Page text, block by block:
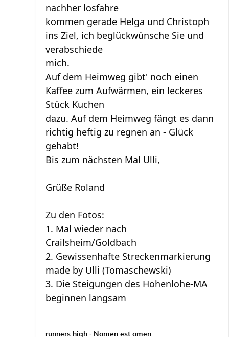
nachher losfahre
kommen gerade Helga und Christoph
ins Ziel, ich beglückwünsche Sie und
verabschiede
mich.
Auf dem Heimweg gibt' noch einen
Kaffee zum Aufwärmen, ein leckeres
Stück Kuchen
dazu. Auf dem Heimweg fängt es dann
richtig heftig zu regnen an - Glück
gehabt!
Bis zum nächsten Mal Ulli,
Grüße Roland
Zu den Fotos:
1. Mal wieder nach
Crailsheim/Goldbach
2. Gewissenhafte Streckenmarkierung
made by Ulli (Tomaschewski)
3. Die Steigungen des Hohenlohe-MA
beginnen langsam
runners.high - Nomen est omen